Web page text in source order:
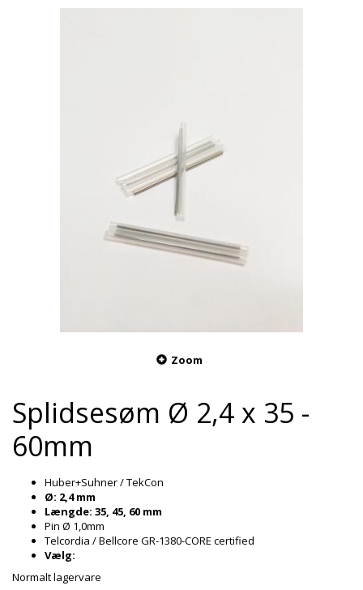
Zoom
Splidsesøm Ø 2,4 x 35 -
60mm
Huber+Suhner / TekCon
Ø: 2,4 mm
Længde: 35, 45, 60 mm
Pin Ø 1,0mm
Telcordia / Bellcore GR-1380-CORE certified
Vælg:
Normalt lagervare